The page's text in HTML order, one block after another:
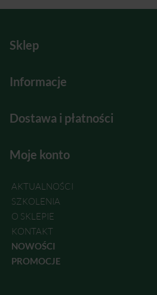
Sklep
Informacje
Dostawa i płatności
Moje konto
AKTUALNOŚCI
SZKOLENIA
O SKLEPIE
KONTAKT
NOWOŚCI
PROMOCJE